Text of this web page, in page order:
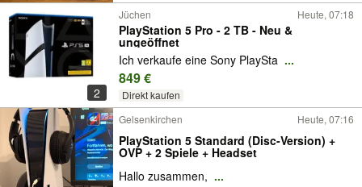
2
Jüchen Heute, 07:18
PlayStation 5 Pro - 2 TB - Neu &
ungeöffnet
Ich verkaufe eine Sony PlaySta ...
849 €
Direkt kaufen
Gelsenkirchen Heute, 07:16
PlayStation 5 Standard (Disc-Version) +
OVP + 2 Spiele + Headset
Hallo zusammen, ...